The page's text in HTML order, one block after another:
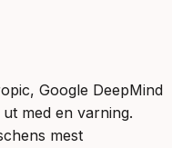
Google DeepMind
med en varning.
mest